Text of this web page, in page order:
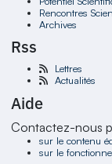
Rencontres
Archives
Rss
Lettres
Actualités
Aide
Contactez-nous
sur le contenu
sur le